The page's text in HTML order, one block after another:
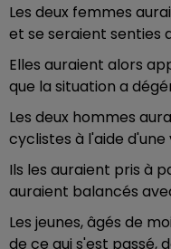
Les deux femmes
et se seraient senties
Elles auraient alors
que la situation a
Les deux hommes
cyclistes à l'aide
Ils les auraient pris à
auraient balancés
Les jeunes, âgés de
de ce qui s'est passé,